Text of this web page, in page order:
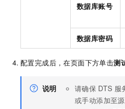
数据库账号
数据库密码
配置完成后，在页面下方单击测
说明 请确保 DTS 服
或手动添加至